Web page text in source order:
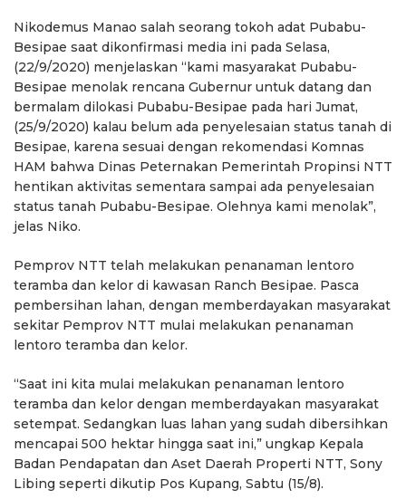
Nikodemus Manao salah seorang tokoh adat Pubabu-
Besipae saat dikonfirmasi media ini pada Selasa,
(22/9/2020) menjelaskan “kami masyarakat Pubabu-
Besipae menolak rencana Gubernur untuk datang dan
bermalam dilokasi Pubabu-Besipae pada hari Jumat,
(25/9/2020) kalau belum ada penyelesaian status tanah di
Besipae, karena sesuai dengan rekomendasi Komnas
HAM bahwa Dinas Peternakan Pemerintah Propinsi NTT
hentikan aktivitas sementara sampai ada penyelesaian
status tanah Pubabu-Besipae. Olehnya kami menolak”,
jelas Niko.
Pemprov NTT telah melakukan penanaman lentoro
teramba dan kelor di kawasan Ranch Besipae. Pasca
pembersihan lahan, dengan memberdayakan masyarakat
sekitar Pemprov NTT mulai melakukan penanaman
lentoro teramba dan kelor.
“Saat ini kita mulai melakukan penanaman lentoro
teramba dan kelor dengan memberdayakan masyarakat
setempat. Sedangkan luas lahan yang sudah dibersihkan
mencapai 500 hektar hingga saat ini,” ungkap Kepala
Badan Pendapatan dan Aset Daerah Properti NTT, Sony
Libing seperti dikutip Pos Kupang, Sabtu (15/8).